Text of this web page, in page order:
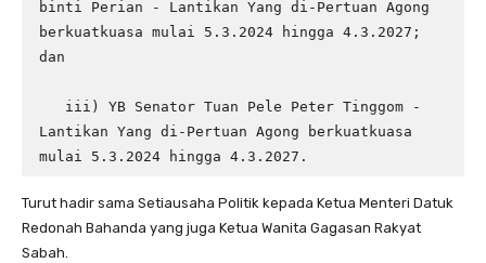
binti Perian - Lantikan Yang di-Pertuan Agong
berkuatkuasa mulai 5.3.2024 hingga 4.3.2027;
dan
Lantikan Yang di-Pertuan Agong berkuatkuasa
mulai 5.3.2024 hingga 4.3.2027.
Turut hadir sama Setiausaha Politik kepada Ketua Menteri Datuk
Redonah Bahanda yang juga Ketua Wanita Gagasan Rakyat
Sabah.